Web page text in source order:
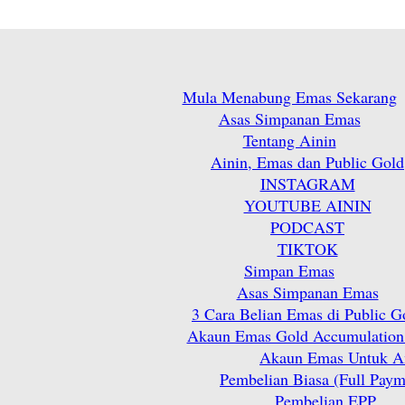
Mula Menabung Emas Sekarang
Asas Simpanan Emas
Tentang Ainin
Ainin, Emas dan Public Gold
INSTAGRAM
YOUTUBE AININ
PODCAST
TIKTOK
Simpan Emas
Asas Simpanan Emas
3 Cara Belian Emas di Public
Akaun Emas Gold
Akaun Emas Untuk
Pembelian Biasa (Full
Pembelian EPP